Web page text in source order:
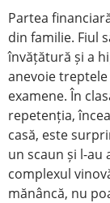
Partea
din familie. Fiul
învățătură și a
anevoie
examene. În
repetenția,
casă, este
un scaun și l-au
complexul
mănâncă, nu